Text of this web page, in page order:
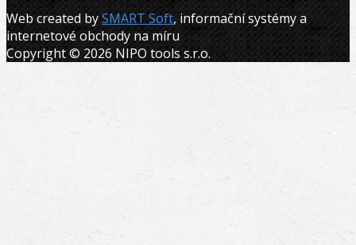
Web created bySMART Soft, informační systémy a
internetové obchody na míru
Copyright © 2026 NIPO tools s.r.o.